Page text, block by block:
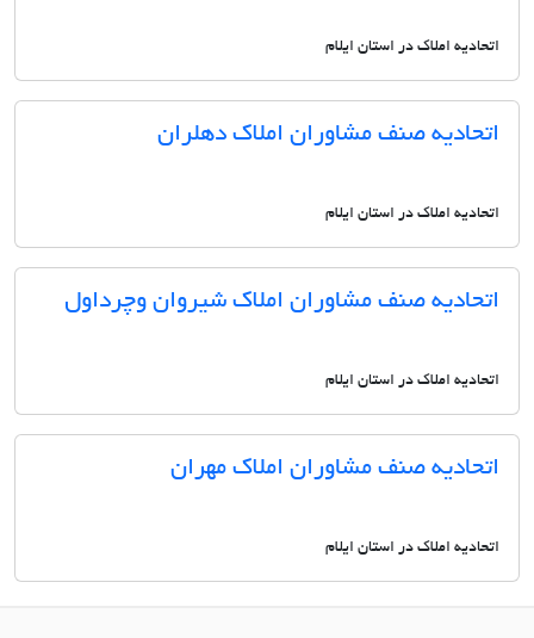
اتحادیه املاک در استان ایلام
اتحادیه صنف مشاوران املاک دهلران
اتحادیه املاک در استان ایلام
اتحادیه صنف مشاوران املاک شیروان وچرداول
اتحادیه املاک در استان ایلام
اتحادیه صنف مشاوران املاک مهران
اتحادیه املاک در استان ایلام